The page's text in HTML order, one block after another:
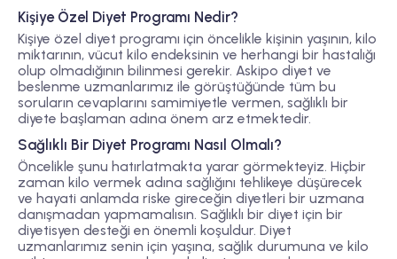
Kişiye Özel Diyet Programı Nedir?
Kişiye özel diyet programı için öncelikle kişinin yaşının, kilo
miktarının, vücut kilo endeksinin ve herhangi bir hastalığı
olup olmadığının bilinmesi gerekir. Askipo diyet ve
beslenme uzmanlarımız ile görüştüğünde tüm bu
soruların cevaplarını samimiyetle vermen, sağlıklı bir
diyete başlaman adına önem arz etmektedir.
Sağlıklı Bir Diyet Programı Nasıl Olmalı?
Öncelikle şunu hatırlatmakta yarar görmekteyiz. Hiçbir
zaman kilo vermek adına sağlığını tehlikeye düşürecek
ve hayati anlamda riske gireceğin diyetleri bir uzmana
danışmadan yapmamalısın. Sağlıklı bir diyet için bir
diyetisyen desteği en önemli koşuldur. Diyet
uzmanlarımız senin için yaşına, sağlık durumuna ve kilo